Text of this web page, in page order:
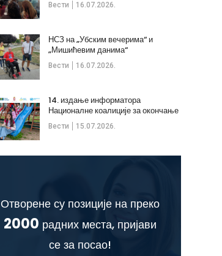
Вести 16.07.2026.
Вести 16.07.2026.
НСЗ на „Убским вечерима“ и
„Мишићевим данима“
Вести 15.07.2026.
14. издање информатора
Националне коалиције за окончање
дечијих бракова
Отворене су позиције на преко
2000 радних места, пријави
се за посао!